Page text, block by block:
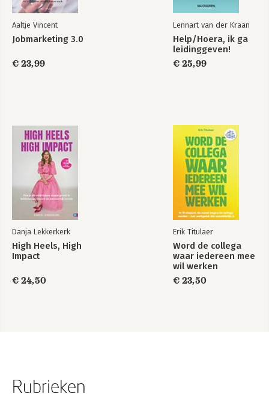
Aaltje Vincent
Jobmarketing 3.0
€ 23,99
Lennart van der Kraan
Help/Hoera, ik ga
leidinggeven!
€ 25,99
Danja Lekkerkerk
High Heels, High
Impact
€ 24,50
Erik Titulaer
Word de collega
waar iedereen mee
wil werken
€ 23,50
Rubrieken